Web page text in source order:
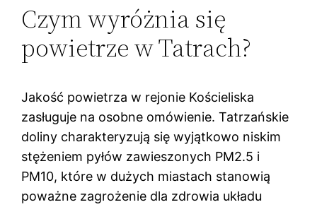
Czym wyróżnia się
powietrze w Tatrach?
Jakość powietrza w rejonie Kościeliska
zasługuje na osobne omówienie. Tatrzańskie
doliny charakteryzują się wyjątkowo niskim
stężeniem pyłów zawieszonych PM2.5 i
PM10, które w dużych miastach stanowią
poważne zagrożenie dla zdrowia układu